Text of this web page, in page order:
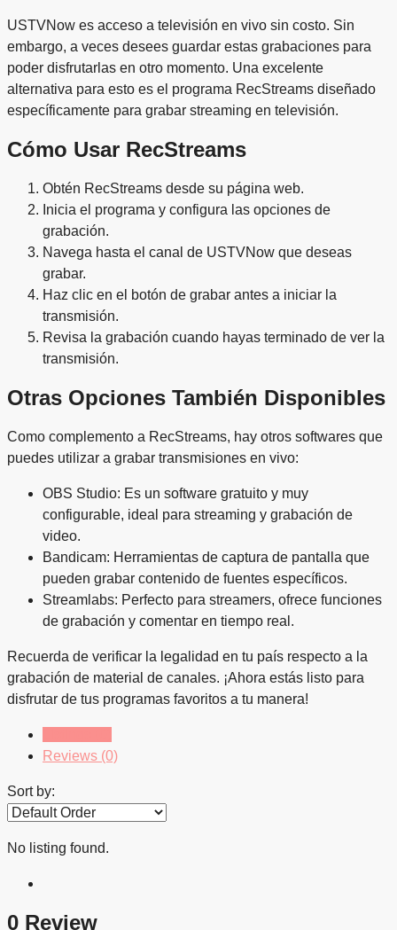
USTVNow es acceso a televisión en vivo sin costo. Sin
embargo, a veces desees guardar estas grabaciones para
poder disfrutarlas en otro momento. Una excelente
alternativa para esto es el programa RecStreams diseñado
específicamente para grabar streaming en televisión.
Cómo Usar RecStreams
Obtén RecStreams desde su página web.
Inicia el programa y configura las opciones de
grabación.
Navega hasta el canal de USTVNow que deseas
grabar.
Haz clic en el botón de grabar antes a iniciar la
transmisión.
Revisa la grabación cuando hayas terminado de ver la
transmisión.
Otras Opciones También Disponibles
Como complemento a RecStreams, hay otros softwares que
puedes utilizar a grabar transmisiones en vivo:
OBS Studio: Es un software gratuito y muy
configurable, ideal para streaming y grabación de
video.
Bandicam: Herramientas de captura de pantalla que
pueden grabar contenido de fuentes específicos.
Streamlabs: Perfecto para streamers, ofrece funciones
de grabación y comentar en tiempo real.
Recuerda de verificar la legalidad en tu país respecto a la
grabación de material de canales. ¡Ahora estás listo para
disfrutar de tus programas favoritos a tu manera!
Reviews (0)
Sort by:
No listing found.
0 Review